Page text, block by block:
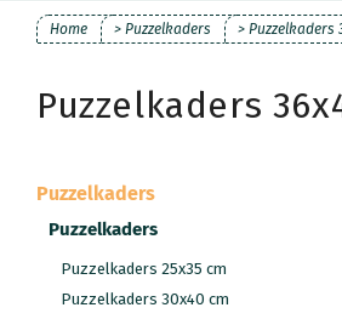
Home > Puzzelkaders > Puzzelkaders
Puzzelkaders
Puzzelkaders
Puzzelkaders
Puzzelkaders 25x35 cm
Puzzelkaders 30x40 cm